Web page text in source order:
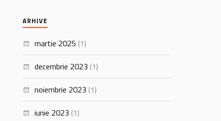
ARHIVE
martie 2025 (1)
decembrie 2023 (1)
noiembrie 2023 (1)
iunie 2023 (1)